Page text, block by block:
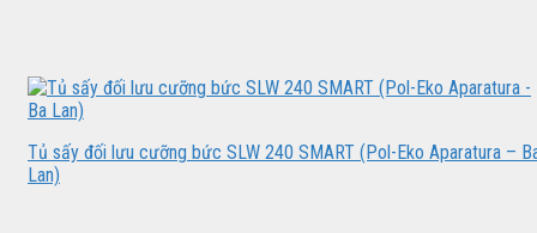
Tủ sấy đối lưu cưỡng bức SLW 240 SMART (Pol-Eko Aparatura –
Lan)